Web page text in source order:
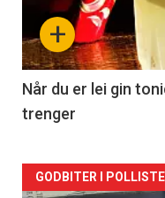
nå
-
2
+
Når du er lei gin
trenger
Forsiden
GODBITER I